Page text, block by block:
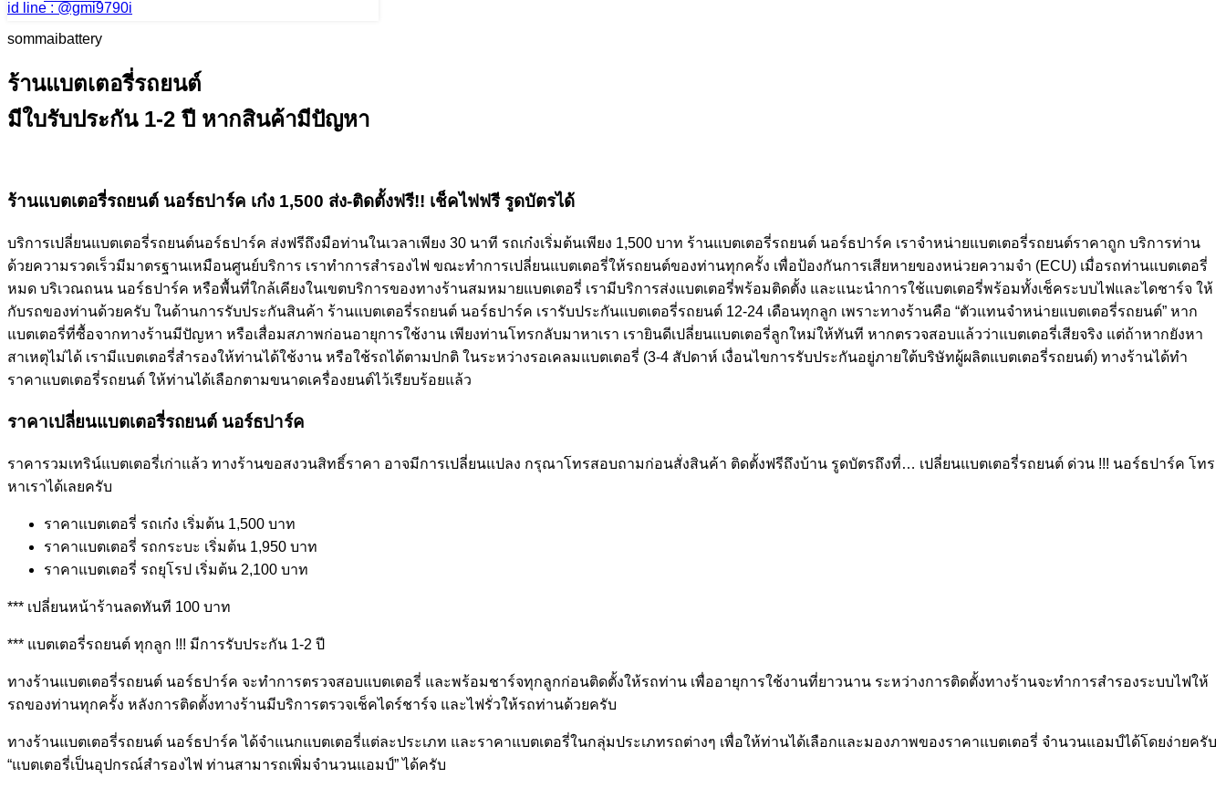
id line : @gmi9790i
sommaibattery
ร้านแบตเตอรี่รถยนต์
มีใบรับประกัน 1-2 ปี หากสินค้ามีปัญหา
ร้านแบตเตอรี่รถยนต์ นอร์ธปาร์ค เก๋ง 1,500 ส่ง-ติดตั้งฟรี!! เช็คไฟฟรี รูดบัตรได้
บริการเปลี่ยนแบตเตอรี่รถยนต์นอร์ธปาร์ค ส่งฟรีถึงมือท่านในเวลาเพียง 30 นาที รถเก๋งเริ่มต้นเพียง 1,500 บาท ร้านแบตเตอรี่รถยนต์ นอร์ธปาร์ค เราจำหน่ายแบตเตอรี่รถยนต์ราคาถูก บริการท่าน
ด้วยความรวดเร็วมีมาตรฐานเหมือนศูนย์บริการ เราทำการสำรองไฟ ขณะทำการเปลี่ยนแบตเตอรี่ให้รถยนต์ของท่านทุกครั้ง เพื่อป้องกันการเสียหายของหน่วยความจำ (ECU) เมื่อรถท่านแบตเตอรี่
หมด บริเวณถนน นอร์ธปาร์ค หรือพื้นที่ใกล้เคียงในเขตบริการของทางร้านสมหมายแบตเตอรี่ เรามีบริการส่งแบตเตอรี่พร้อมติดตั้ง และแนะนำการใช้แบตเตอรี่พร้อมทั้งเช็คระบบไฟและไดชาร์จ ให้
กับรถของท่านด้วยครับ ในด้านการรับประกันสินค้า ร้านแบตเตอรี่รถยนต์ นอร์ธปาร์ค เรารับประกันแบตเตอรี่รถยนต์ 12-24 เดือนทุกลูก เพราะทางร้านคือ “ตัวแทนจำหน่ายแบตเตอรี่รถยนต์” หาก
แบตเตอรี่ที่ซื้อจากทางร้านมีปัญหา หรือเสื่อมสภาพก่อนอายุการใช้งาน เพียงท่านโทรกลับมาหาเรา เรายินดีเปลี่ยนแบตเตอรี่ลูกใหม่ให้ทันที หากตรวจสอบแล้วว่าแบตเตอรี่เสียจริง แต่ถ้าหากยังหา
สาเหตุไม่ได้ เรามีแบตเตอรี่สำรองให้ท่านได้ใช้งาน หรือใช้รถได้ตามปกติ ในระหว่างรอเคลมแบตเตอรี่ (3-4 สัปดาห์ เงื่อนไขการรับประกันอยู่ภายใต้บริษัทผู้ผลิตแบตเตอรี่รถยนต์) ทางร้านได้ทำ
ราคาแบตเตอรี่รถยนต์ ให้ท่านได้เลือกตามขนาดเครื่องยนต์ไว้เรียบร้อยแล้ว
ราคาเปลี่ยนแบตเตอรี่รถยนต์ นอร์ธปาร์ค
ราคารวมเทริน์แบตเตอรี่เก่าแล้ว ทางร้านขอสงวนสิทธิ์ราคา อาจมีการเปลี่ยนแปลง กรุณาโทรสอบถามก่อนสั่งสินค้า ติดตั้งฟรีถึงบ้าน รูดบัตรถึงที่… เปลี่ยนแบตเตอรี่รถยนต์ ด่วน !!! นอร์ธปาร์ค โทร
หาเราได้เลยครับ
ราคาแบตเตอรี่ รถเก๋ง เริ่มต้น 1,500 บาท
ราคาแบตเตอรี่ รถกระบะ เริ่มต้น 1,950 บาท
ราคาแบตเตอรี่ รถยุโรป เริ่มต้น 2,100 บาท
*** เปลี่ยนหน้าร้านลดทันที 100 บาท
*** แบตเตอรี่รถยนต์ ทุกลูก !!! มีการรับประกัน 1-2 ปี
ทางร้านแบตเตอรี่รถยนต์ นอร์ธปาร์ค จะทำการตรวจสอบแบตเตอรี่ และพร้อมชาร์จทุกลูกก่อนติดตั้งให้รถท่าน เพื่ออายุการใช้งานที่ยาวนาน ระหว่างการติดตั้งทางร้านจะทำการสำรองระบบไฟให้
รถของท่านทุกครั้ง หลังการติดตั้งทางร้านมีบริการตรวจเช็คไดร์ชาร์จ และไฟรั่วให้รถท่านด้วยครับ
ทางร้านแบตเตอรี่รถยนต์ นอร์ธปาร์ค ได้จำแนกแบตเตอรี่แต่ละประเภท และราคาแบตเตอรี่ในกลุ่มประเภทรถต่างๆ เพื่อให้ท่านได้เลือกและมองภาพของราคาแบตเตอรี่ จำนวนแอมป์ได้โดยง่ายครับ
“แบตเตอรี่เป็นอุปกรณ์สำรองไฟ ท่านสามารถเพิ่มจำนวนแอมป์” ได้ครับ